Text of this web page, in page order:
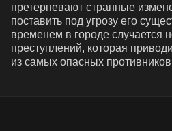
претерпевают странные
поставить под угрозу его
временем в городе случается
преступлений, которая
из самых опасных